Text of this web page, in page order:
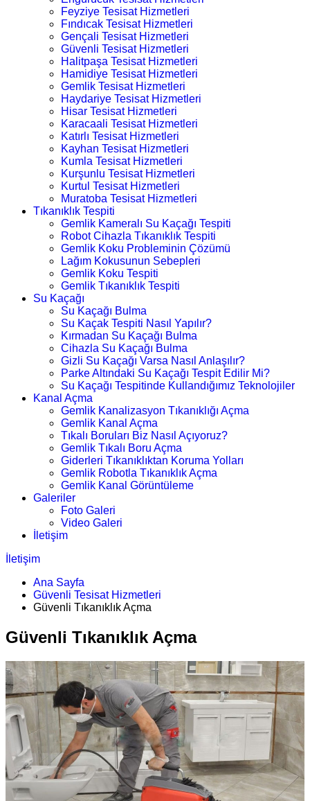
Feyziye Tesisat Hizmetleri
Fındıcak Tesisat Hizmetleri
Gençali Tesisat Hizmetleri
Güvenli Tesisat Hizmetleri
Halitpaşa Tesisat Hizmetleri
Hamidiye Tesisat Hizmetleri
Gemlik Tesisat Hizmetleri
Haydariye Tesisat Hizmetleri
Hisar Tesisat Hizmetleri
Karacaali Tesisat Hizmetleri
Katırlı Tesisat Hizmetleri
Kayhan Tesisat Hizmetleri
Kumla Tesisat Hizmetleri
Kurşunlu Tesisat Hizmetleri
Kurtul Tesisat Hizmetleri
Muratoba Tesisat Hizmetleri
Tıkanıklık Tespiti
Gemlik Kameralı Su Kaçağı Tespiti
Robot Cihazla Tıkanıklık Tespiti
Gemlik Koku Probleminin Çözümü
Lağım Kokusunun Sebepleri
Gemlik Koku Tespiti
Gemlik Tıkanıklık Tespiti
Su Kaçağı
Su Kaçağı Bulma
Su Kaçak Tespiti Nasıl Yapılır?
Kırmadan Su Kaçağı Bulma
Cihazla Su Kaçağı Bulma
Gizli Su Kaçağı Varsa Nasıl Anlaşılır?
Parke Altındaki Su Kaçağı Tespit Edilir Mi?
Su Kaçağı Tespitinde Kullandığımız Teknolojiler
Kanal Açma
Gemlik Kanalizasyon Tıkanıklığı Açma
Gemlik Kanal Açma
Tıkalı Boruları Biz Nasıl Açıyoruz?
Gemlik Tıkalı Boru Açma
Giderleri Tıkanıklıktan Koruma Yolları
Gemlik Robotla Tıkanıklık Açma
Gemlik Kanal Görüntüleme
Galeriler
Foto Galeri
Video Galeri
İletişim
İletişim
Ana Sayfa
Güvenli Tesisat Hizmetleri
Güvenli Tıkanıklık Açma
Güvenli Tıkanıklık Açma